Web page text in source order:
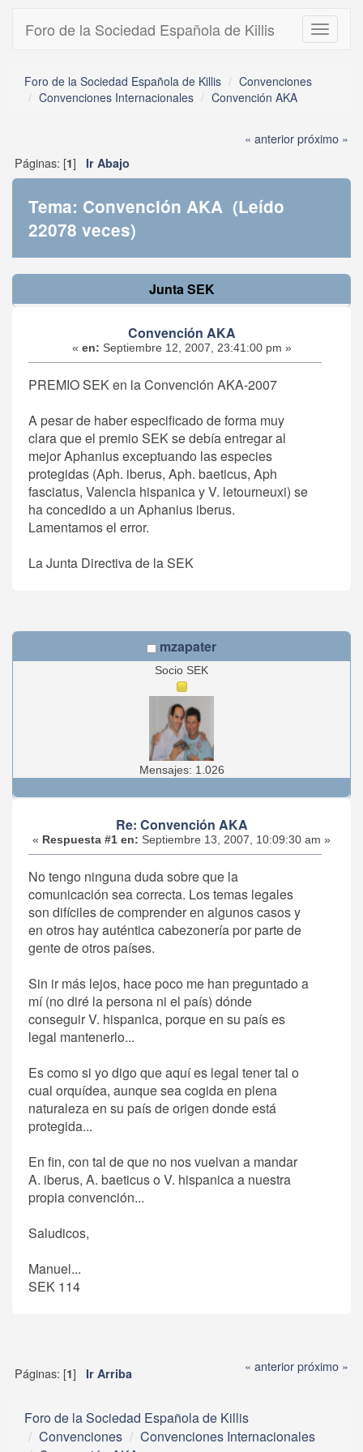
Toggle
Foro de la Sociedad Española de Killis
Foro de la Sociedad Española de Killis
Convenciones
Convenciones Internacionales
Convención AKA
« anteriorpróximo »
Páginas: [1] Ir Abajo
Tema: Convención AKA (Leído
22078 veces)
Junta SEK
Convención AKA
« en: Septiembre 12, 2007, 23:41:00 pm »
PREMIO SEK en la Convención AKA-2007
A pesar de haber especificado de forma muy
clara que el premio SEK se debía entregar al
mejor Aphanius exceptuando las especies
protegidas (Aph. iberus, Aph. baeticus, Aph
fasciatus, Valencia hispanica y V. letourneuxi) se
ha concedido a un Aphanius iberus.
Lamentamos el error.
La Junta Directiva de la SEK
mzapater
Socio SEK
Mensajes: 1.026
Re: Convención AKA
« Respuesta #1 en: Septiembre 13, 2007, 10:09:30 am »
No tengo ninguna duda sobre que la
comunicación sea correcta. Los temas legales
son difíciles de comprender en algunos casos y
en otros hay auténtica cabezonería por parte de
gente de otros países.
Sin ir más lejos, hace poco me han preguntado a
mí (no diré la persona ni el país) dónde
conseguir V. hispanica, porque en su país es
legal mantenerlo...
Es como si yo digo que aquí es legal tener tal o
cual orquídea, aunque sea cogida en plena
naturaleza en su país de origen donde está
protegida...
En fin, con tal de que no nos vuelvan a mandar
A. iberus, A. baeticus o V. hispanica a nuestra
propia convención...
Saludicos,
Manuel...
SEK 114
Páginas: [1] Ir Arriba « anteriorpróximo »
Foro de la Sociedad Española de Killis
Convenciones
Convenciones Internacionales